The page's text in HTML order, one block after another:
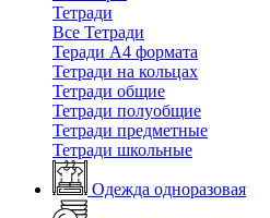
Тетради
Все Тетради
Теради А4 формата
Тетради на кольцах
Тетради общие
Тетради полуобщие
Тетради предметные
Тетради школьные
Одежда одноразовая